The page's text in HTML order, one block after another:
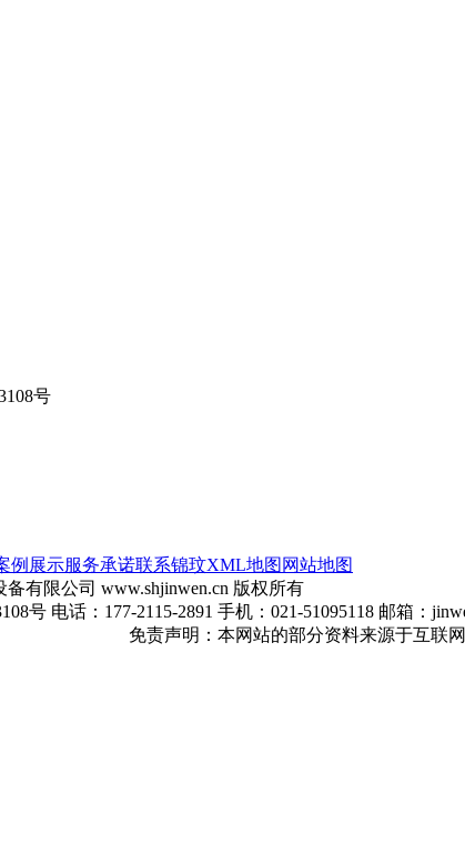
号
例展示服务承诺联系锦玟XML地图 网站地图
有限公司 www.shjinwen.cn 版权所有
号 电话：177-2115-2891 手机：021-51095118 邮箱：
免责声明：本网站的部分资料来源于互联